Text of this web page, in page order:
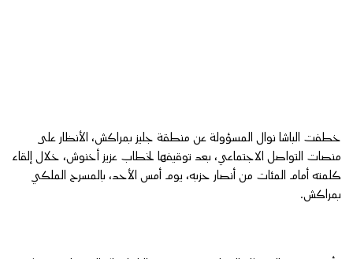
خطفت الباشا نوال المسؤولة عن منطقة جليز بمراكش، الأنظار على
منصات التواصل الاجتماعي، بعد توقيفها لخطاب عزيز أخنوش، خلال إلقاء
كلمته أمام المئات من أنصار حزبه، يوم أمس الأحد، بالمسرح الملكي
بمراكش.